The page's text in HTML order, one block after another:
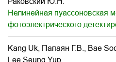
Нелинейная пуассоновская
фотоэлектрического
Kang Uk, Папаян Г.В., Bae
Lee Seung Yup